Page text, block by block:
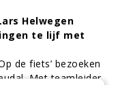
Helwegen
te lijf met
de fiets’ bezoeken
Met teamleider